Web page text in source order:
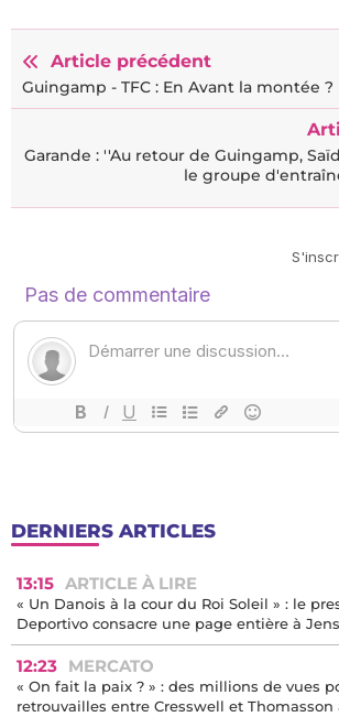
Article précédent
Guingamp - TFC : En Avant la montée ?
Garande : ''Au retour de Guingamp,
le groupe
DERNIERS ARTICLES
13:15 ARTICLE À LIRE
« Un Danois à la cour du Roi Soleil » : le
Deportivo consacre une page entière à
12:23 MERCATO
« On fait la paix ? » : des millions de vues
retrouvailles entre Cresswell et Thomasson